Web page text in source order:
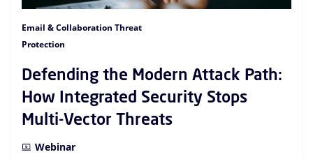
Email & Collaboration Threat
Protection
Defending the Modern Attack Path:
How Integrated Security Stops
Multi-Vector Threats
Webinar